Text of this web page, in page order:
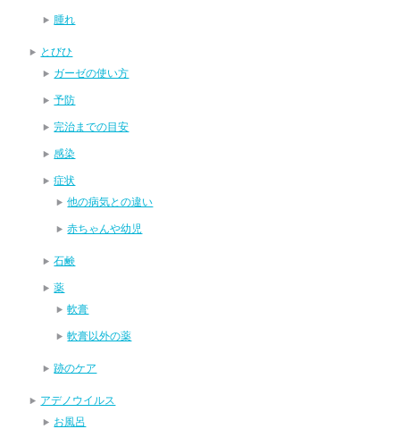
腫れ
とびひ
ガーゼの使い方
予防
完治までの目安
感染
症状
他の病気との違い
赤ちゃんや幼児
石鹸
薬
軟膏
軟膏以外の薬
跡のケア
アデノウイルス
お風呂